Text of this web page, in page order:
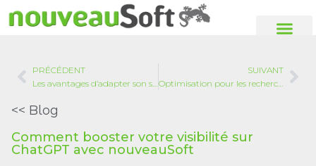
PRÉCÉDENT
SUIVANT
Optimisation pour les recherches IA dans les landes : nouveauSoft vous accompagne
<< Blog
Comment booster votre visibilité sur
ChatGPT avec nouveauSoft